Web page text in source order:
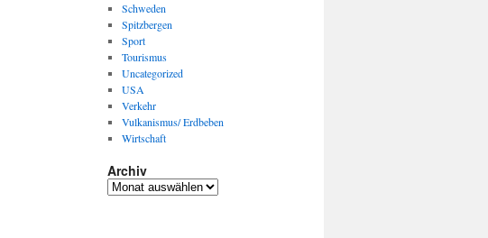
Schweden
Spitzbergen
Sport
Tourismus
Uncategorized
USA
Verkehr
Vulkanismus/ Erdbeben
Wirtschaft
Archiv
Archiv